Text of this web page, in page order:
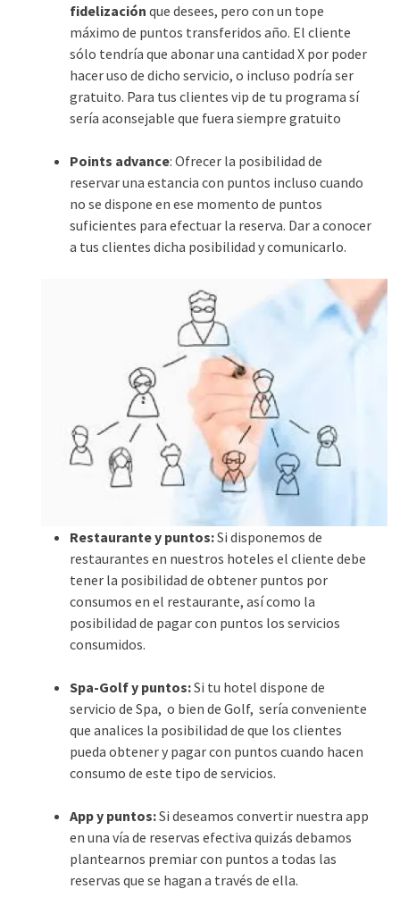
fidelización que desees, pero con un tope
máximo de puntos transferidos año. El cliente
sólo tendría que abonar una cantidad X por poder
hacer uso de dicho servicio, o incluso podría ser
gratuito. Para tus clientes vip de tu programa sí
sería aconsejable que fuera siempre gratuito
Points advance: Ofrecer la posibilidad de
reservar una estancia con puntos incluso cuando
no se dispone en ese momento de puntos
suficientes para efectuar la reserva. Dar a conocer
a tus clientes dicha posibilidad y comunicarlo.
Restaurante y puntos:Si disponemos de
restaurantes en nuestros hoteles el cliente debe
tener la posibilidad de obtener puntos por
consumos en el restaurante, así como la
posibilidad de pagar con puntos los servicios
consumidos.
Spa-Golf y puntos:Si tu hotel dispone de
servicio de Spa, o bien de Golf, sería conveniente
que analices la posibilidad de que los clientes
pueda obtener y pagar con puntos cuando hacen
consumo de este tipo de servicios.
App y puntos:Si deseamos convertir nuestra app
en una vía de reservas efectiva quizás debamos
plantearnos premiar con puntos a todas las
reservas que se hagan a través de ella.